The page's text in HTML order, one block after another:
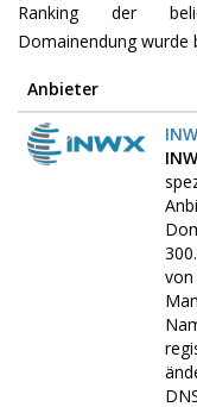
Ranking der
Domainendung wurde
Anbieter
von